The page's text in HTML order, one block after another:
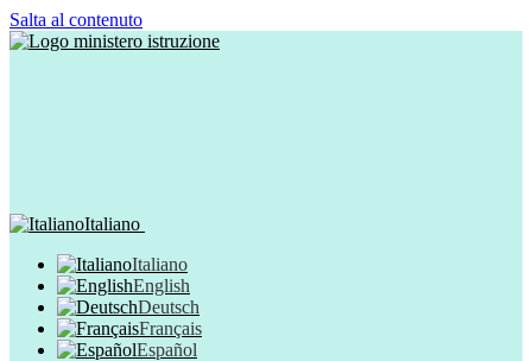
Salta al contenuto
Italiano
Italiano
English
Deutsch
Français
Español